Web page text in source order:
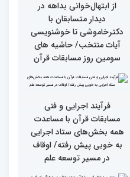
گزارش تصویری دومین روز
رقابت بخش بانوان چهلمین
دوره مسابقات بین المللی
از ابتهال‌خوانی بداهه در
دیدار متسابقان با
دکترخاموشی تا خوشنویسی
آیات منتخب/ حاشیه های